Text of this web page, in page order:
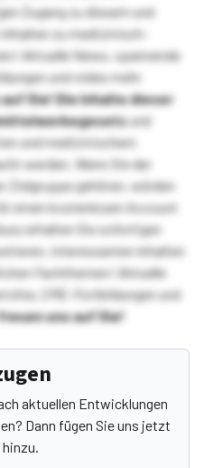
Zugang zu diesem und
zu medizinisch-
Aktuelle News, spannende
und vieles mehr
Sie!Die Inhalte dieser
und
und medizinischem
werden. Wenn Sie der
Zielgruppe gehören, würden
einen kostenlosen Account
erhalten Sie sofortigen
interessanten Inhalten
Fachthemen! Aktuelle
CME-Fortbildungen und
uns auf Sie!
aktuellen Entwicklungen
Dann fügen Sie uns jetzt
hinzu.